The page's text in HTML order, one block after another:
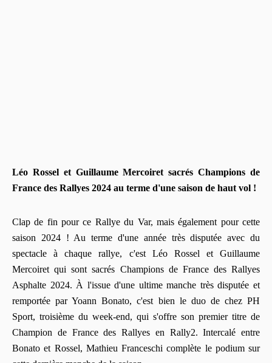
Léo Rossel et Guillaume Mercoiret sacrés Champions de
France des Rallyes 2024 au terme d'une saison de haut vol !
Clap de fin pour ce Rallye du Var, mais également pour cette
saison 2024 ! Au terme d'une année très disputée avec du
spectacle à chaque rallye, c'est Léo Rossel et Guillaume
Mercoiret qui sont sacrés Champions de France des Rallyes
Asphalte 2024. À l'issue d'une ultime manche très disputée et
remportée par Yoann Bonato, c'est bien le duo de chez PH
Sport, troisième du week-end, qui s'offre son premier titre de
Champion de France des Rallyes en Rally2. Intercalé entre
Bonato et Rossel, Mathieu Franceschi complète le podium sur